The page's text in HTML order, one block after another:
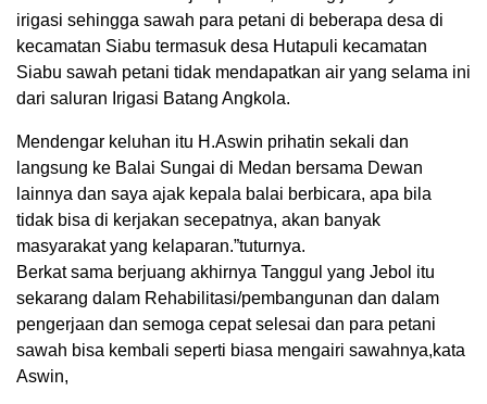
irigasi sehingga sawah para petani di beberapa desa di
kecamatan Siabu termasuk desa Hutapuli kecamatan
Siabu sawah petani tidak mendapatkan air yang selama ini
dari saluran Irigasi Batang Angkola.
Mendengar keluhan itu H.Aswin prihatin sekali dan
langsung ke Balai Sungai di Medan bersama Dewan
lainnya dan saya ajak kepala balai berbicara, apa bila
tidak bisa di kerjakan secepatnya, akan banyak
masyarakat yang kelaparan.”tuturnya.
Berkat sama berjuang akhirnya Tanggul yang Jebol itu
sekarang dalam Rehabilitasi/pembangunan dan dalam
pengerjaan dan semoga cepat selesai dan para petani
sawah bisa kembali seperti biasa mengairi sawahnya,kata
Aswin,